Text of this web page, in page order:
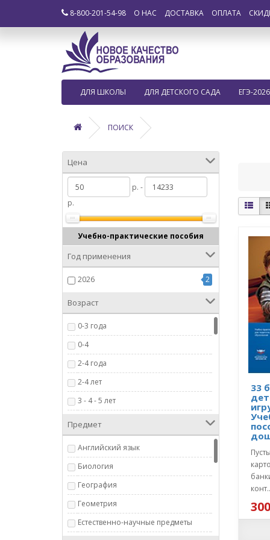
8-800-201-54-98 О НАС ДОСТАВКА ОПЛАТА
ДЛЯ ШКОЛЫ ДЛЯ ДЕТСКОГО САДА ЕГЭ-2026
ПОИСК
Цена
р. -
р.
Учебно-практические пособия
Год применения
2026 2
Возраст
0-3 года
0-4
2-4 года
2-4 лет
3 - 4 - 5 лет
3+
3+ лет
3-6 лет
3-7 лет
3-9 лет
4+
Предмет
Английский язык
Биология
География
Геометрия
Естественно-научные предметы
33
конт..